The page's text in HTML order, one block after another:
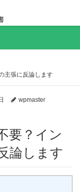
主張に反論します
wpmaster
論します